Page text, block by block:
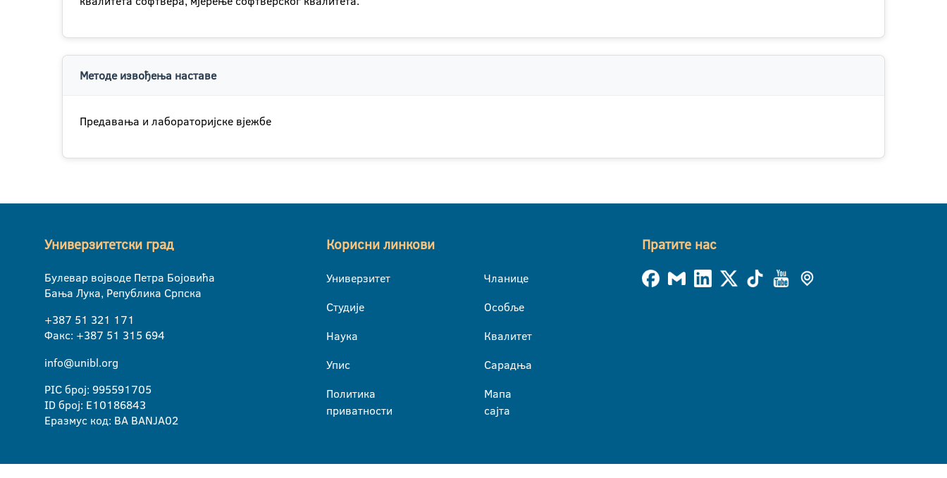
Методе извођења наставе
Предавања и лабораторијске вјежбе
Универзитетски град
Булевар војводе Петра Бојовића
Бања Лука, Република Српска
+387 51 321 171
Факс: +387 51 315 694
info@unibl.org
PIC број: 995591705
ID број: E10186843
Еразмус код: BA BANJA02
Корисни линкови
Универзитет
Студије
Наука
Упис
Политика
приватности
Чланице
Особље
Квалитет
Сарадња
Мапа
сајта
Пратите нас